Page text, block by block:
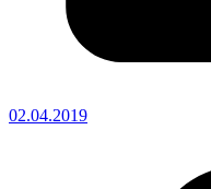
02.04.2019